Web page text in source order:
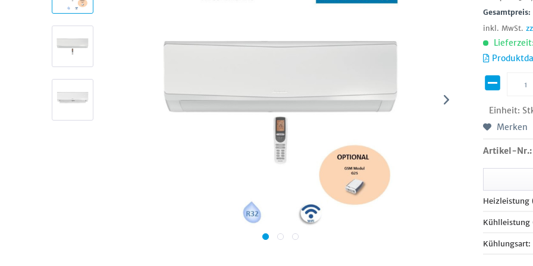
Gesamtpreis:
inkl. MwSt.
Einheit:
Merken
Artikel-Nr.:
Heizleistung
Kühlleistung
Kühlungsart: